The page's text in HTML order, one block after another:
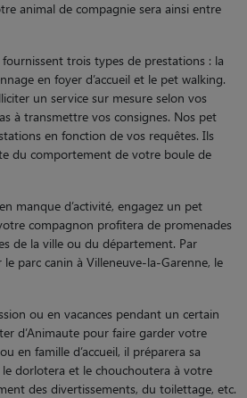
animal de compagnie sera ainsi entre
trois types de prestations : la
en foyer d’accueil et le pet walking.
un service sur mesure selon vos
à transmettre vos consignes. Nos pet
en fonction de vos requêtes. Ils
du comportement de votre boule de
manque d’activité, engagez un pet
compagnon profitera de promenades
de la ville ou du département. Par
parc canin à Villeneuve-la-Garenne, le
ou en vacances pendant un certain
d’Animaute pour faire garder votre
en famille d’accueil, il préparera sa
dorlotera et le chouchoutera à votre
des divertissements, du toilettage, etc.